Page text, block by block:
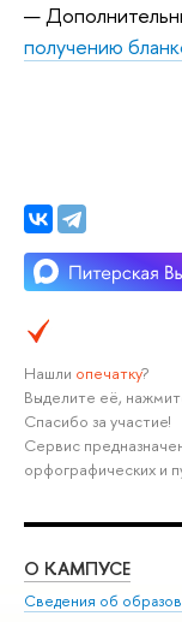
получению
Нашли опечатку?
Выделите её,
Спасибо за участие!
Сервис
орфографических и
О КАМПУСЕ
Сведения об